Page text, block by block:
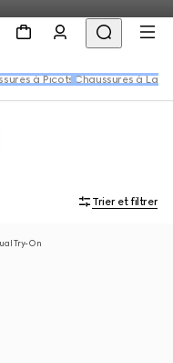
à Picots Chaussures à
Trier et filtrer
Try-On